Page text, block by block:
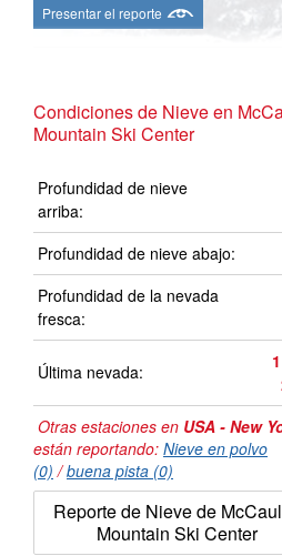
Presentar el reporte
Condiciones de Nieve en
Mountain Ski Center
Profundidad de nieve
arriba:
Profundidad de nieve abajo:
Profundidad de la nevada
fresca:
Última nevada:
Otras estaciones en USA - New
están reportando: Nieve en polvo
(0) /buena pista (0)
Reporte de Nieve de
Mountain Ski Center